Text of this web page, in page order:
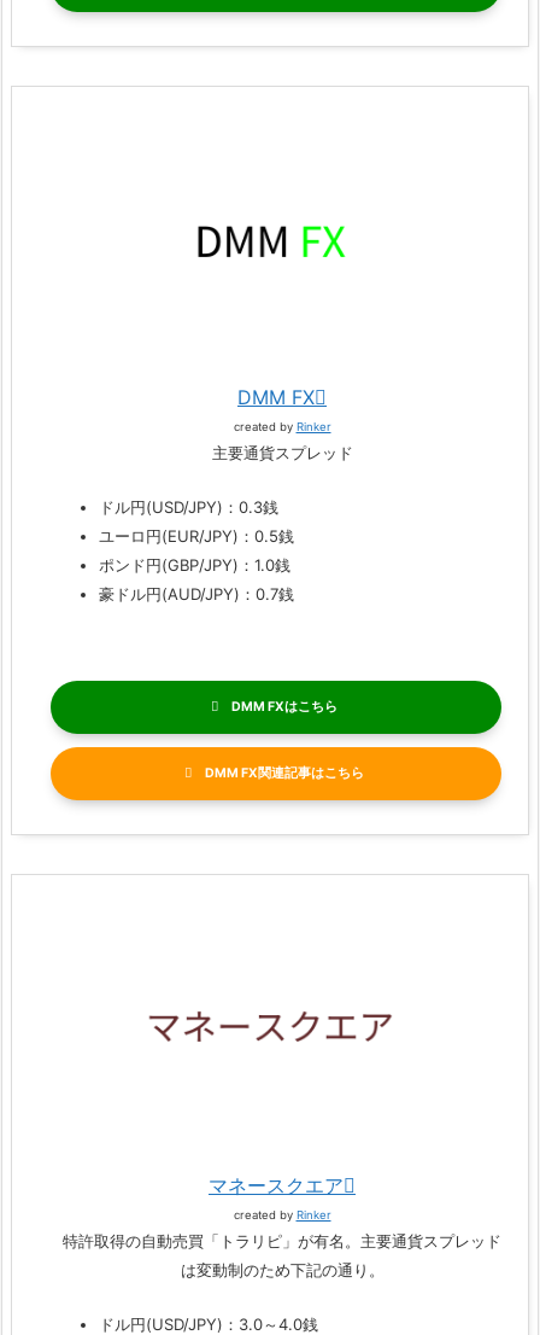
DMM FX
created by Rinker
主要通貨スプレッド
ドル円(USD/JPY)：0.3銭
ユーロ円(EUR/JPY)：0.5銭
ポンド円(GBP/JPY)：1.0銭
豪ドル円(AUD/JPY)：0.7銭
DMM FX
DMM FX関連記事
マネースクエア
created by Rinker
特許取得の自動売買「トラリピ」が有名。主要通貨スプレッド
は変動制のため下記の通り。
ドル円(USD/JPY)：3.0～4.0銭